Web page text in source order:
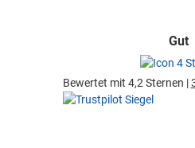
Gut
Bewertet mit 4,2 Sternen |